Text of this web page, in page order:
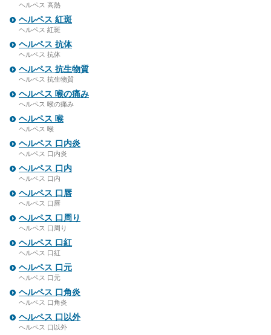
ヘルペス 高熱
ヘルペス 紅斑
ヘルペス 紅斑
ヘルペス 抗体
ヘルペス 抗体
ヘルペス 抗生物質
ヘルペス 抗生物質
ヘルペス 喉の痛み
ヘルペス 喉の痛み
ヘルペス 喉
ヘルペス 喉
ヘルペス 口内炎
ヘルペス 口内炎
ヘルペス 口内
ヘルペス 口内
ヘルペス 口唇
ヘルペス 口唇
ヘルペス 口周り
ヘルペス 口周り
ヘルペス 口紅
ヘルペス 口紅
ヘルペス 口元
ヘルペス 口元
ヘルペス 口角炎
ヘルペス 口角炎
ヘルペス 口以外
ヘルペス 口以外